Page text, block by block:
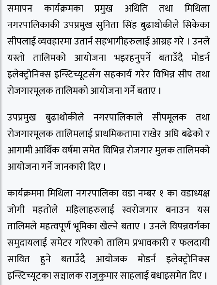
समापन कार्यक्रमका प्रमुख अथिति तथा मिथिला
नगरपालिकाकी उपप्रमुख सुनिता सिंह बुढाथोकीले सिकेका
सीपलाई व्यवहारमा उतार्न सहभागीहरुलाई आग्रह गरे । उनले
यस्तो तालिमको आयोजना भइरहनुपर्ने बताउँदै मोडर्न
इलेक्ट्रोनिक्स इन्स्टिच्यूटसँग सहकार्य गरेर विभिन्न सीप तथा
रोजगारमूलक तालिमको आयोजना गर्ने बताए ।
उपप्रमुख बुढाथोकीले नगरपालिकाले सीपमूलक तथा
रोजगारमूलक तालिमलाई प्राथमिकतामा राखेर अघि बढेको र
आगामी आर्थिक वर्षमा समेत विभिन्न रोजगार मुलक तालिमको
आयोजना गर्ने जानकारी दिए ।
कार्यक्रममा मिथिला नगरपालिका वडा नम्बर १ का वडाध्यक्ष
जोगी महतोले महिलाहरुलाई स्वरोजगार बनाउन यस
तालिमले महत्वपूर्ण भूमिका खेल्ने बताए । उनले विपन्नवर्गका
समुदायलाई समेटर गरिएको तालिम प्रभावकारी र फलदायी
सावित हुने बताउँदै आयोजक मोडर्न इलेक्ट्रोनिक्स
इन्स्टिच्यूटका सञ्चालक राजुकुमार साहलाई बधाइसमेत दिए ।